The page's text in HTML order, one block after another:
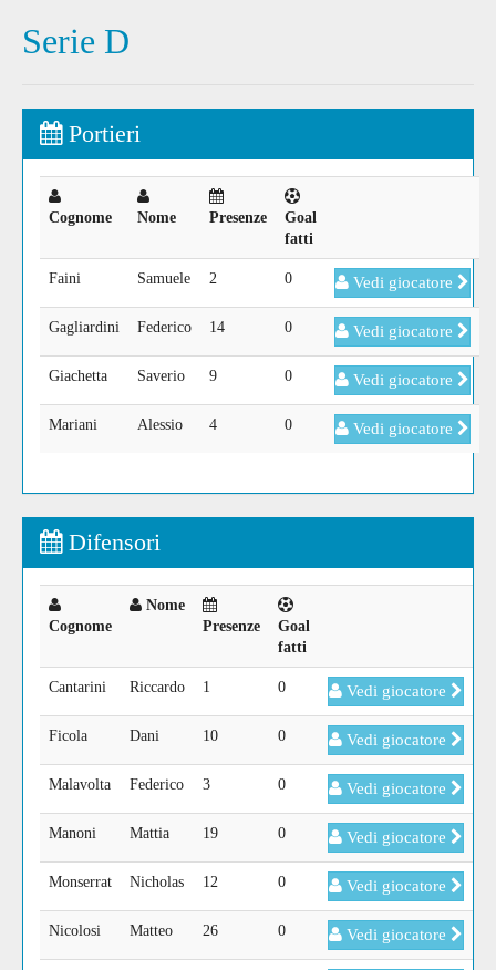
Serie D
Portieri
Cognome Nome Presenze
Goal
fatti
Faini Samuele 2 0 Vedi giocatore
Gagliardini Federico 14 0 Vedi giocatore
Giachetta Saverio 9 0 Vedi giocatore
Mariani Alessio 4 0 Vedi giocatore
Difensori
Cognome
Nome
Presenze
Goal
fatti
Cantarini Riccardo 1 0 Vedi giocatore
Ficola Dani 10 0 Vedi giocatore
Malavolta Federico 3 0 Vedi giocatore
Manoni Mattia 19 0 Vedi giocatore
Monserrat Nicholas 12 0 Vedi giocatore
Nicolosi Matteo 26 0 Vedi giocatore